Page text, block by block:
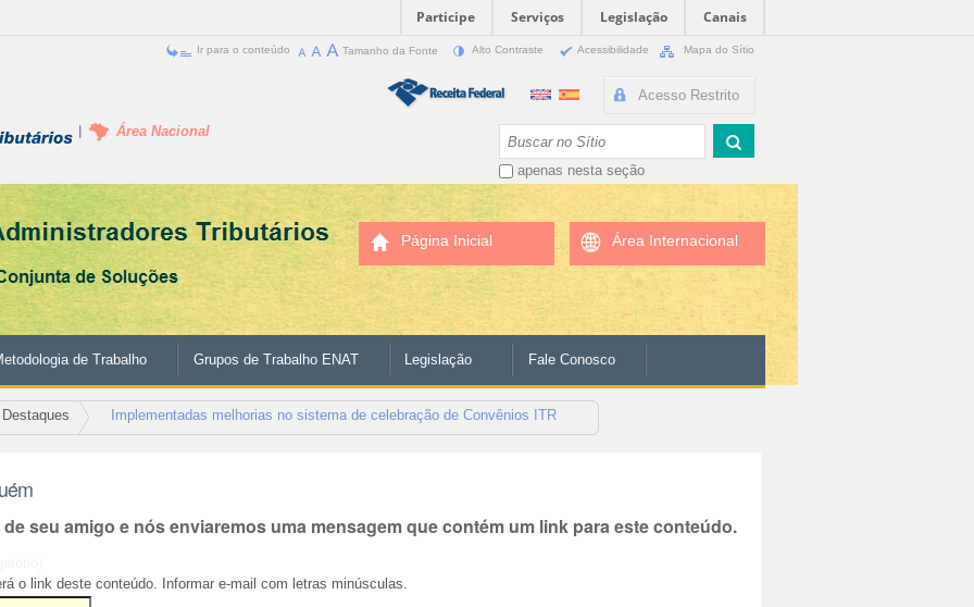
Participe Serviços Legislação
Canais
Ir para o conteúdo Tamanho da Fonte Alto Contraste Acessibilidade Mapa do Sítio
Acesso Restrito
apenas nesta seção
Área Nacional
Página Inicial Área Internacional
de Trabalho Grupos de Trabalho ENAT Legislação Fale Conosco
Destaques Implementadas melhorias no sistema de celebração de Convênios ITR
seu amigo e nós enviaremos uma mensagem que contém um link para este conteúdo.
o link deste conteúdo. Informar e-mail com letras minúsculas.